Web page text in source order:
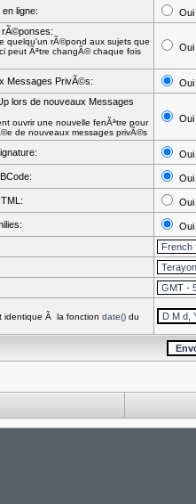
ligne:
Oui
rÃ©ponses:
quelqu'un rÃ©pond aux sujets que
peut Ãªtre changÃ© chaque fois
Oui
Messages PrivÃ©s:
Oui
lors de nouveaux Messages
ouvrir une nouvelle fenÃªtre pour
de nouveaux messages privÃ©s
Oui
Oui
Oui
Oui
Oui
identique Ã la fonction date()du